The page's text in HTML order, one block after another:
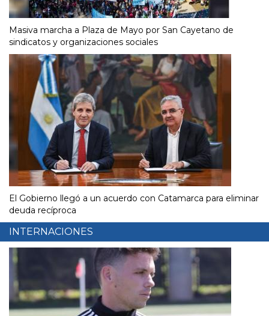
Masiva marcha a Plaza de Mayo por San Cayetano de
sindicatos y organizaciones sociales
El Gobierno llegó a un acuerdo con Catamarca para eliminar
deuda recíproca
INTERNACIONES